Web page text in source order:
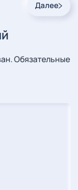
Далее
Обязательные